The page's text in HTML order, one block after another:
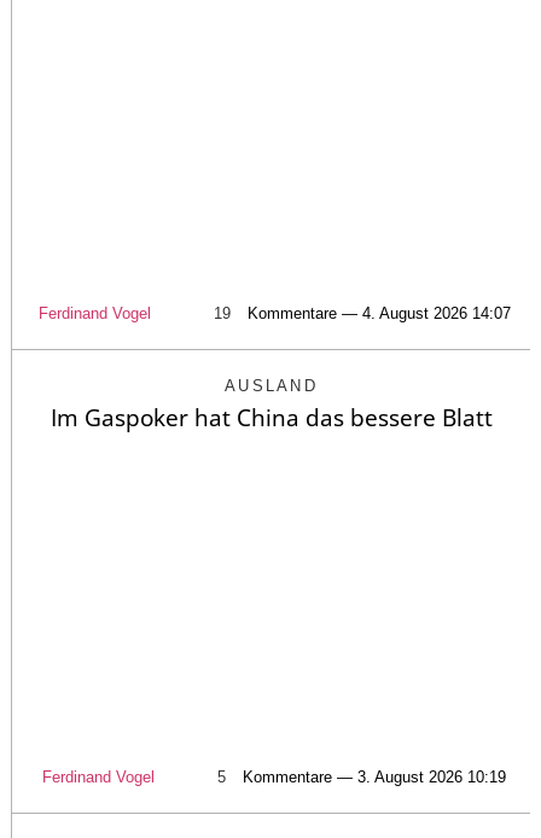
Ferdinand Vogel 19 Kommentare — 4. August 2026 14:07
AUSLAND
Im Gaspoker hat China das bessere Blatt
Ferdinand Vogel 5 Kommentare — 3. August 2026 10:19